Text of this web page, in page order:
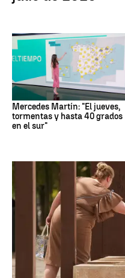
Mercedes Martín: "El jueves,
tormentas y hasta 40 grados
en el sur"